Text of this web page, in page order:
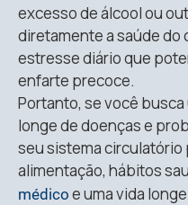
excesso de álcool ou
diretamente a saúde do
estresse diário que
enfarte precoce.
Portanto, se você busca
longe de doenças e
seu sistema circulatório
alimentação, hábitos
médico e uma vida